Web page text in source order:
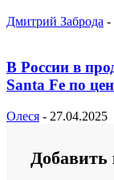
Дмитрий Заброда -
В России в
Santa Fe по
Олеся - 27.04.2025